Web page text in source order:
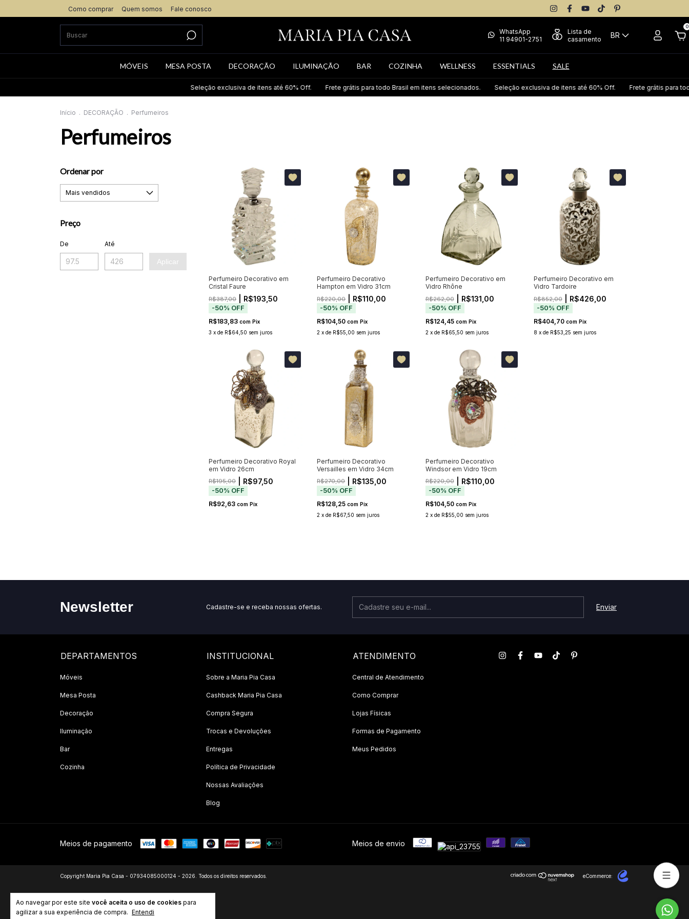
Como comprar Quem somos Fale conosco
WhatsApp
11 94901-2751
Lista de
casamento
BR
0
MÓVEIS MESA POSTA DECORAÇÃO ILUMINAÇÃO BAR COZINHA WELLNESS ESSENTIALS SALE
Seleção exclusiva de itens até 60% Off. Frete grátis para todo Brasil em itens selecionados. Seleção exclusiva de itens até 60% Off. Frete grátis para todo Brasil
Ao navegar por este site você aceita o uso de cookies para
agilizar a sua experiência de compra. Entendi
Início . DECORAÇÃO . Perfumeiros
Perfumeiros
Ordenar por
Preço
De Até
Aplicar
Perfumeiro Decorativo em
Cristal Faure
R$387,00 | R$193,50
-50% OFF
R$183,83 com Pix
3 x de R$64,50 sem juros
Perfumeiro Decorativo
Hampton em Vidro 31cm
R$220,00| R$110,00
-50% OFF
R$104,50com Pix
2 xde R$55,00 sem juros
Perfumeiro Decorativo em
Vidro Rhône
R$262,00| R$131,00
-50% OFF
R$124,45 com Pix
2 x de R$65,50 sem juros
Perfumeiro Decorativo em
Vidro Tardoire
R$852,00| R$426,00
-50% OFF
R$404,70 com Pix
8 x de R$53,25 sem juros
Perfumeiro Decorativo Royal
em Vidro 26cm
R$195,00 | R$97,50
-50% OFF
R$92,63 com Pix
Perfumeiro Decorativo
Versailles em Vidro 34cm
R$270,00| R$135,00
-50% OFF
R$128,25com Pix
2 xde R$67,50 sem juros
Perfumeiro Decorativo
Windsor em Vidro 19cm
R$220,00| R$110,00
-50% OFF
R$104,50 com Pix
2 x de R$55,00 sem juros
Newsletter Cadastre-se e receba nossas ofertas.
DEPARTAMENTOS
Móveis
Mesa Posta
Decoração
Iluminação
Bar
Cozinha
INSTITUCIONAL
Sobre a Maria Pia Casa
Cashback Maria Pia Casa
Compra Segura
Trocas e Devoluções
Entregas
Política de Privacidade
Nossas Avaliações
Blog
ATENDIMENTO
Central de Atendimento
Como Comprar
Lojas Físicas
Formas de Pagamento
Meus Pedidos
Meios de pagamento Meios de envio
Copyright Maria Pia Casa - 07934085000124 - 2026. Todos os direitos reservados. eCommerce: